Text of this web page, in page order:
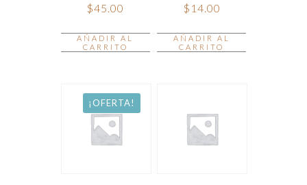
$45.00
AÑADIR AL
CARRITO
$ 14.00
AÑADIR AL
CARRITO
¡OFERTA!